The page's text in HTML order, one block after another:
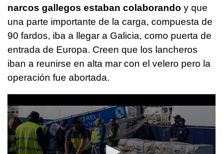
narcos gallegos estaban colaborando y que
una parte importante de la carga, compuesta de
90 fardos, iba a llegar a Galicia, como puerta de
entrada de Europa. Creen que los lancheros
iban a reunirse en alta mar con el velero pero la
operación fue abortada.
seconds
of
32
seconds